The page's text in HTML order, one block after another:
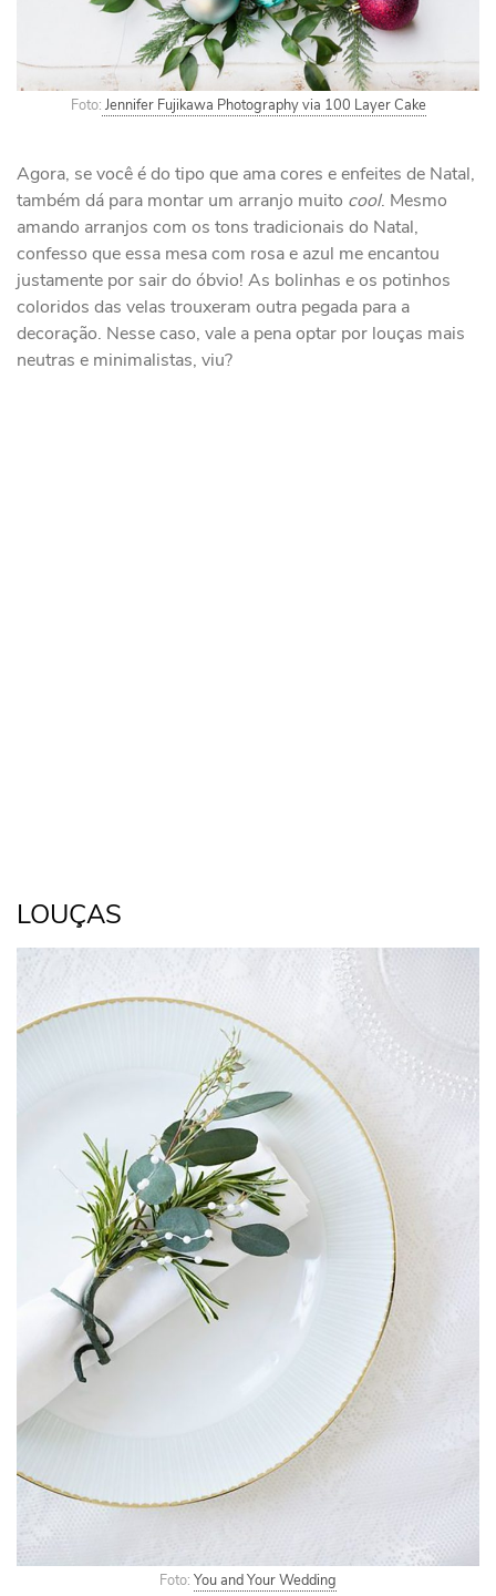
Foto: Jennifer Fujikawa Photography via 100 Layer Cake
Agora, se você é do tipo que ama cores e enfeites de Natal,
também dá para montar um arranjo muito cool. Mesmo
amando arranjos com os tons tradicionais do Natal,
confesso que essa mesa com rosa e azul me encantou
justamente por sair do óbvio! As bolinhas e os potinhos
coloridos das velas trouxeram outra pegada para a
decoração. Nesse caso, vale a pena optar por louças mais
neutras e minimalistas, viu?
LOUÇAS
Foto: You and Your Wedding